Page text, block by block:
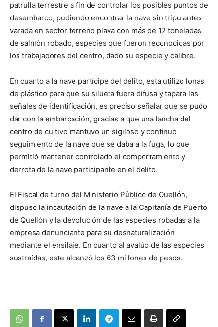
patrulla terrestre a fin de controlar los posibles puntos de
desembarco, pudiendo encontrar la nave sin tripulantes
varada en sector terreno playa con más de 12 toneladas
de salmón robado, especies que fueron reconocidas por
los trabajadores del centro, dado su especie y calibre.
En cuanto a la nave partícipe del delito, esta utilizó lonas
de plástico para que su silueta fuera difusa y tapara las
señales de identificación, es preciso señalar que se pudo
dar con la embarcación, gracias a que una lancha del
centro de cultivo mantuvo un sigiloso y continuo
seguimiento de la nave que se daba a la fuga, lo que
permitió mantener controlado el comportamiento y
derrota de la nave participante en el delito.
El Fiscal de turno del Ministerio Público de Quellón,
dispuso la incautación de la nave a la Capitanía de Puerto
de Quellón y la devolución de las especies robadas a la
empresa denunciante para su desnaturalización
mediante el ensilaje. En cuanto al avalúo de las especies
sustraídas, este alcanzó los 63 millones de pesos.